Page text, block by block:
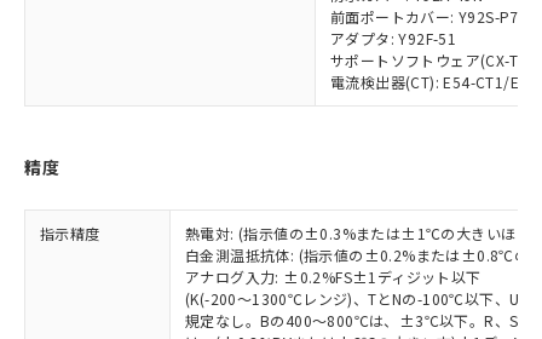
前面ポートカバー: Y92S-P7
アダプタ: Y92F-51
サポートソフトウェア(CX-
電流検出器(CT): E54-CT1/
精度
指示精度
熱電対: (指示値の±0.3%または±1℃の大きいほう
白金測温抵抗体: (指示値の±0.2%または±0.8℃の
アナログ入力: ±0.2%FS±1ディジット以下
(K(-200～1300℃レンジ)、TとNの-100℃以下、U
規定なし。Bの400～800℃は、±3℃以下。R、S
本サービスは、当社制御機器事業取扱
商品の当社在庫状況および標準価格
(税抜)を提供させていただくもので
す。
在庫状況および標準価格照会結果は、
記載している更新日時点での社内デー
タに基づき作成されるものであり、閲
覧された時点での実際の在庫および標
準価格とは異なる場合があることをご
調査・確認中：EU RoHS指令（10物質）の
非含有の対応状況を調査中または確認中の
非該当品：ライセンス料など無形物で、有
*EU RoHS指令（10物質）：
鉛(Pb) 1000ppm以下、 水銀(Hg) 1000ppm以下、 カド
ミウム(Cd) 100ppm以下、
六価クロム(Cr(Ⅵ)) 1000ppm以下、ポリ臭化ビフェニル
類(PBB) 1000ppm以下、ポリ臭化ジフェニルエーテル類
「○」：最大均質材料含有率が中国RoHSの
*中国RoHS10物質の基準値 (GB/T26572)：
Pb(鉛) :1000ppm、 Hg(水銀) : 1000ppm、 Cd(カドミウ
ム) : 100ppm、
Cr(Ⅵ)(六価クロム) : 1000ppm、 PBBs(ポリ臭化ビフェ
（以下｢規制貨物等」という）を輸出
または国外への提供する場合は、日本
国政府の輸出許可(または役務取引許
可)を取得するなどの必要な手続きを
とります。
説明